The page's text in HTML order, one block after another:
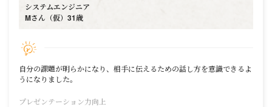
システムエンジニア
Mさん（仮）31歳
自分の課題が明らかになり、相手に伝えるための話し方を意識できるよ
うになりました。
プレゼンテーション力向上